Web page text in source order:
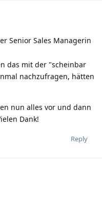
Senior Sales Managerin
das mit der "scheinbar
nachzufragen, hätten
nun alles vor und dann
Dank!
Reply